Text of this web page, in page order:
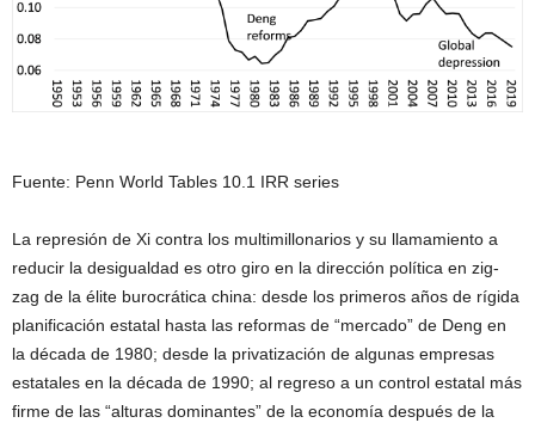
Fuente: Penn World Tables 10.1 IRR series
La represión de Xi contra los multimillonarios y su llamamiento a
reducir la desigualdad es otro giro en la dirección política en zig-
zag de la élite burocrática china: desde los primeros años de rígida
planificación estatal hasta las reformas de “mercado” de Deng en
la década de 1980; desde la privatización de algunas empresas
estatales en la década de 1990; al regreso a un control estatal más
firme de las “alturas dominantes” de la economía después de la